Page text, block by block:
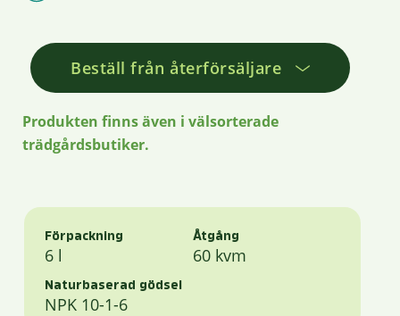
Beställ från återförsäljare
Produkten finns även i välsorterade
trädgårdsbutiker.
Förpackning
6 l
Åtgång
60 kvm
Naturbaserad gödsel
NPK 10-1-6